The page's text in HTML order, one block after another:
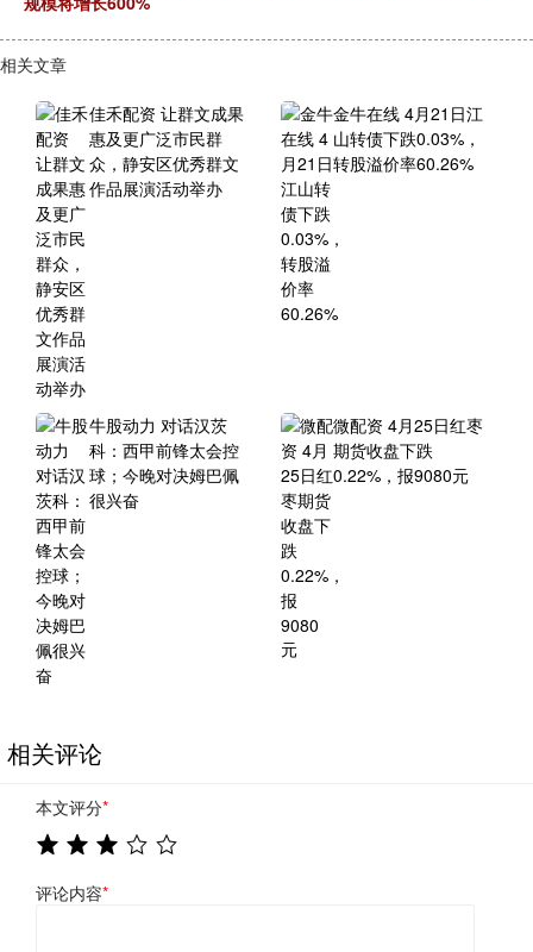
相关文章
佳禾配资 让群文成果
惠及更广泛市民群
众，静安区优秀群文
作品展演活动举办
金牛在线 4月21日江
山转债下跌0.03%，
转股溢价率60.26%
牛股动力 对话汉茨
科：西甲前锋太会控
球；今晚对决姆巴佩
很兴奋
微配资 4月25日红枣
期货收盘下跌
0.22%，报9080元
相关评论
本文评分*
评论内容*